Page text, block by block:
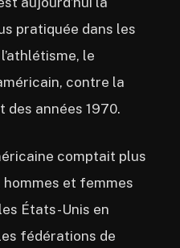
pratiquée dans les
le
contre la
des années 1970.
comptait plus
et femmes
États-Unis en
fédérations de